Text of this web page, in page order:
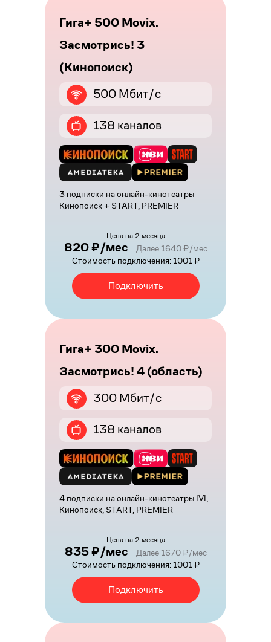
Гига+ 500 Movix.
Засмотрись! 3
(Кинопоиск)
500 Мбит/с
138 каналов
3 подписки на онлайн-кинотеатры
Кинопоиск + START, PREMIER
Цена на 2 месяца
820 ₽/мес
Далее 1640 ₽/мес
Стоимость подключения: 1001 ₽
Подключить
Гига+ 300 Movix.
Засмотрись! 4 (область)
300 Мбит/с
138 каналов
4 подписки на онлайн-кинотеатры IVI,
Кинопоиск, START, PREMIER
Цена на 2 месяца
835 ₽/мес
Далее 1670 ₽/мес
Стоимость подключения: 1001 ₽
Подключить